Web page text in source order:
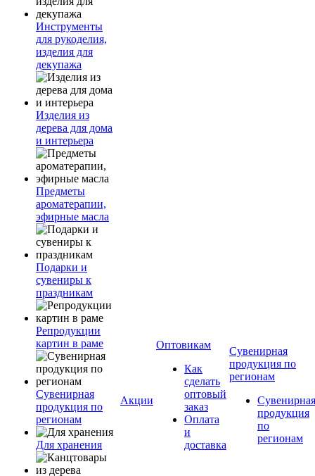
Инструменты
для рукоделия,
изделия для
декупажа
Изделия из
дерева для дома
и интерьера
Предметы
ароматерапии,
эфирные масла
Подарки и
сувениры к
праздникам
Репродукции
картин в раме
Сувенирная
продукция по
регионам
Для хранения
Акции
Оптовикам
Как
сделать
оптовый
заказ
Оплата
и
доставка
Сувенирная
продукция по
регионам
Сувенирная
продукция
по
регионам